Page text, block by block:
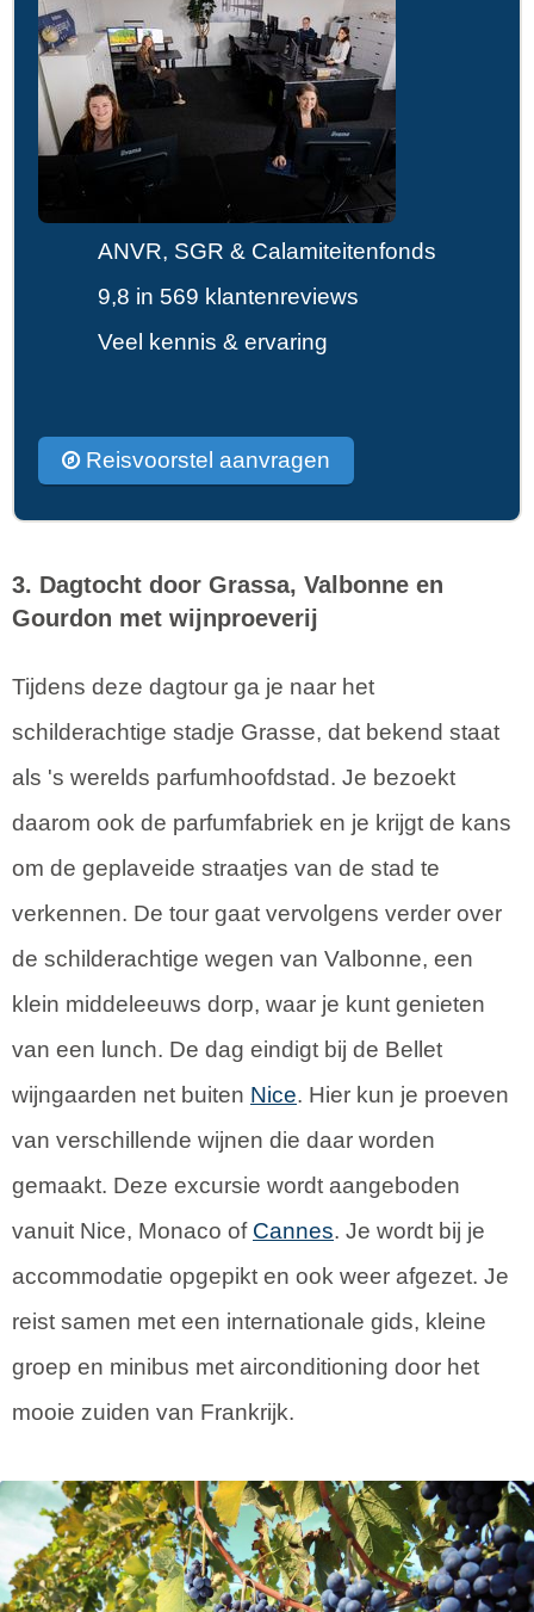
ANVR, SGR & Calamiteitenfonds
9,8 in 569 klantenreviews
Veel kennis & ervaring
Reisvoorstel aanvragen
3. Dagtocht door Grassa, Valbonne en
Gourdon met wijnproeverij
Tijdens deze dagtour ga je naar het
schilderachtige stadje Grasse, dat bekend staat
als 's werelds parfumhoofdstad. Je bezoekt
daarom ook de parfumfabriek en je krijgt de kans
om de geplaveide straatjes van de stad te
verkennen. De tour gaat vervolgens verder over
de schilderachtige wegen van Valbonne, een
klein middeleeuws dorp, waar je kunt genieten
van een lunch. De dag eindigt bij de Bellet
wijngaarden net buiten Nice. Hier kun je proeven
van verschillende wijnen die daar worden
gemaakt. Deze excursie wordt aangeboden
vanuit Nice, Monaco of Cannes. Je wordt bij je
accommodatie opgepikt en ook weer afgezet. Je
reist samen met een internationale gids, kleine
groep en minibus met airconditioning door het
mooie zuiden van Frankrijk.